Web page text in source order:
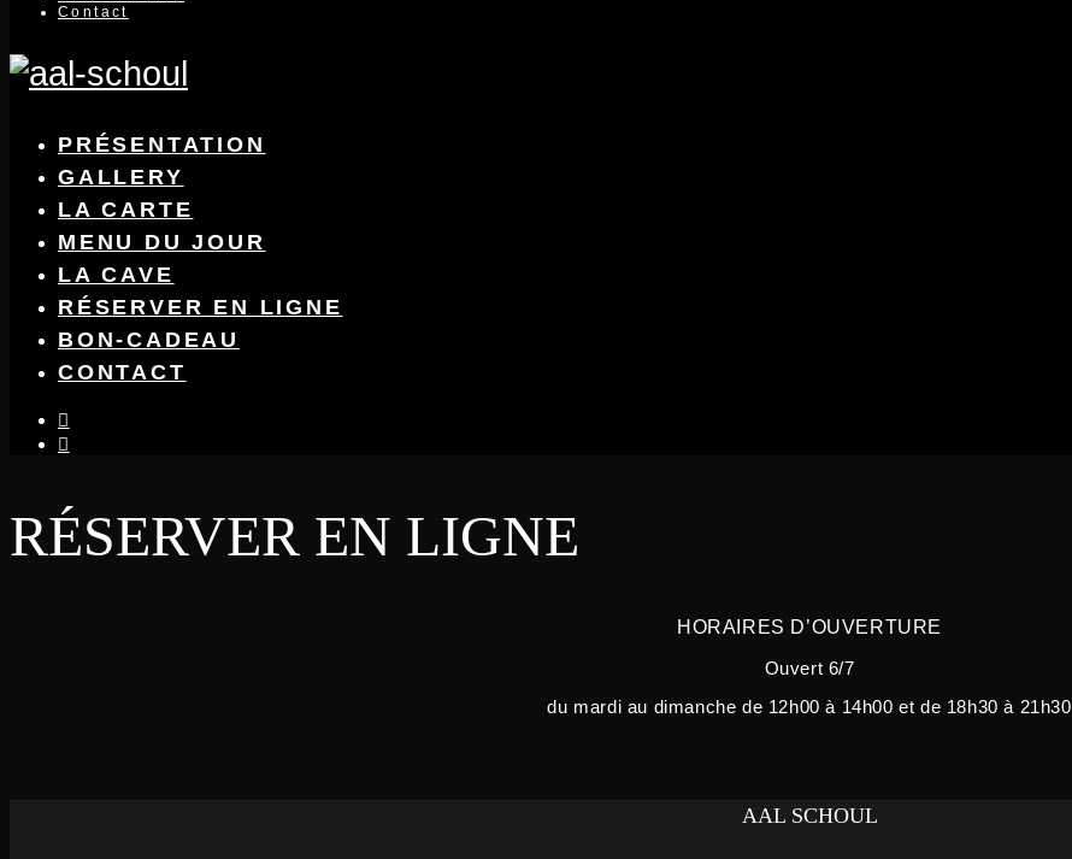
Contact
PRÉSENTATION
GALLERY
LA CARTE
MENU DU JOUR
LA CAVE
RÉSERVER EN LIGNE
BON-CADEAU
CONTACT
RÉSERVER EN LIGNE
HORAIRES D’OUVERTURE
Ouvert 6/7
du mardi au dimanche de 12h00 à 14h00 et de 18h30 à 21h30
AAL SCHOUL